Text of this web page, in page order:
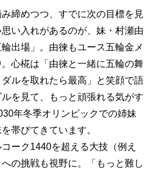
締めつつ、すでに次の目標を見
い入れがあるのが、妹・村瀬由
出場」。由徠もユース五輪金メ
心椛は「由徠と一緒に五輪の舞
ルを取れたら最高」と笑顔で語
を見て、もっと頑張れる気がす
年冬季オリンピックでの姉妹
帯びてきています。
ーク1440を超える大技（例え
の挑戦も視野に。「もっと難し